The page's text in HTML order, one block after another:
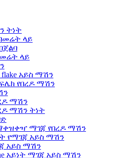
ትነት
ላይ
ላይ
አይስ ማሽን
የበረዶ ማሽን
ማሽን
ማሽን ትነት
ማገጃ የበረዶ ማሽን
የማገጃ አይስ ማሽን
አይስ ማሽን
አይነት ማገጃ አይስ ማሽን